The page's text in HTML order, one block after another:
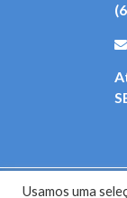
Usamos uma